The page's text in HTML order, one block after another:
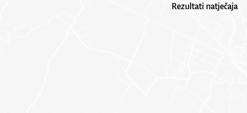
Rezultati natječaja